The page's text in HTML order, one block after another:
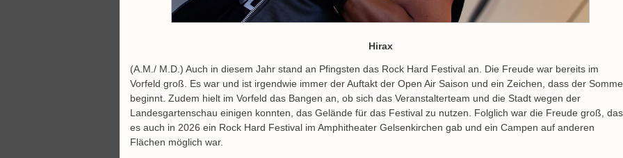
Hirax
(A.M./ M.D.) Auch in diesem Jahr stand an Pfingsten das Rock Hard Festival an. Die Freude war bereits im
Vorfeld groß. Es war und ist irgendwie immer der Auftakt der Open Air Saison und ein Zeichen, dass der
beginnt. Zudem hielt im Vorfeld das Bangen an, ob sich das Veranstalterteam und die Stadt wegen der
Landesgartenschau einigen konnten, das Gelände für das Festival zu nutzen. Folglich war die Freude groß,
es auch in 2026 ein Rock Hard Festival im Amphitheater Gelsenkirchen gab und ein Campen auf anderen
Flächen möglich war.